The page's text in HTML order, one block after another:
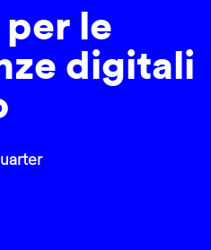
le
digitali